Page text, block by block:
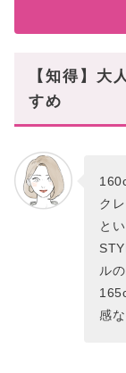
【知得】大
すめ
ク
と
ル
感